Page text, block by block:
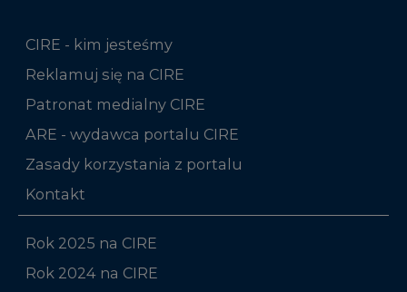
CIRE - kim jesteśmy
Reklamuj się na CIRE
Patronat medialny CIRE
ARE - wydawca portalu CIRE
Zasady korzystania z portalu
Kontakt
Rok 2025 na CIRE
Rok 2024 na CIRE